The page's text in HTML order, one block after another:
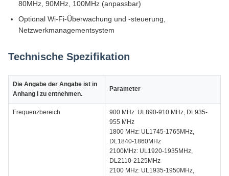
80MHz, 90MHz, 100MHz (anpassbar)
Optional Wi-Fi-Überwachung und -steuerung,
Netzwerkmanagementsystem
Technische Spezifikation
Die Angabe der Angabe ist in
Anhang I zu entnehmen.
Parameter
Frequenzbereich
900 MHz: UL890-910 MHz, DL935-
955 MHz
1800 MHz: UL1745-1765MHz,
DL1840-1860MHz
2100MHz: UL1920-1935MHz,
DL2110-2125MHz
2100 MHz: UL1935-1950MHz,